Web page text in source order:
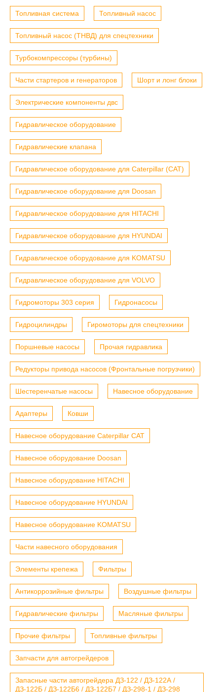
Топливная система Топливный насос
Топливный насос (ТНВД) для спецтехники
Турбокомпрессоры (турбины)
Части стартеров и генераторов Шорт и лонг блоки
Электрические компоненты двс
Гидравлическое оборудование
Гидравлические клапана
Гидравлическое оборудование для Caterpillar (CAT)
Гидравлическое оборудование для Doosan
Гидравлическое оборудование для HITACHI
Гидравлическое оборудование для HYUNDAI
Гидравлическое оборудование для KOMATSU
Гидравлическое оборудование для VOLVO
Гидромоторы 303 серия Гидронасосы
Гидроцилиндры Гиромоторы для спецтехники
Поршневые насосы Прочая гидравлика
Редукторы привода насосов (Фронтальные погрузчики)
Шестеренчатые насосы Навесное оборудование
Адаптеры Ковши
Навесное оборудование Caterpillar CAT
Навесное оборудование Doosan
Навесное оборудование HITACHI
Навесное оборудование HYUNDAI
Навесное оборудование KOMATSU
Части навесного оборудования
Элементы крепежа Фильтры
Антикоррозийные фильтры Воздушные фильтры
Гидравлические фильтры Масляные фильтры
Прочие фильтры Топливные фильтры
Запчасти для автогрейдеров
Запасные части автогрейдера ДЗ-122 / ДЗ-122А /
ДЗ-122Б / ДЗ-122Б6 / ДЗ-122Б7 / ДЗ-298-1 / ДЗ-298